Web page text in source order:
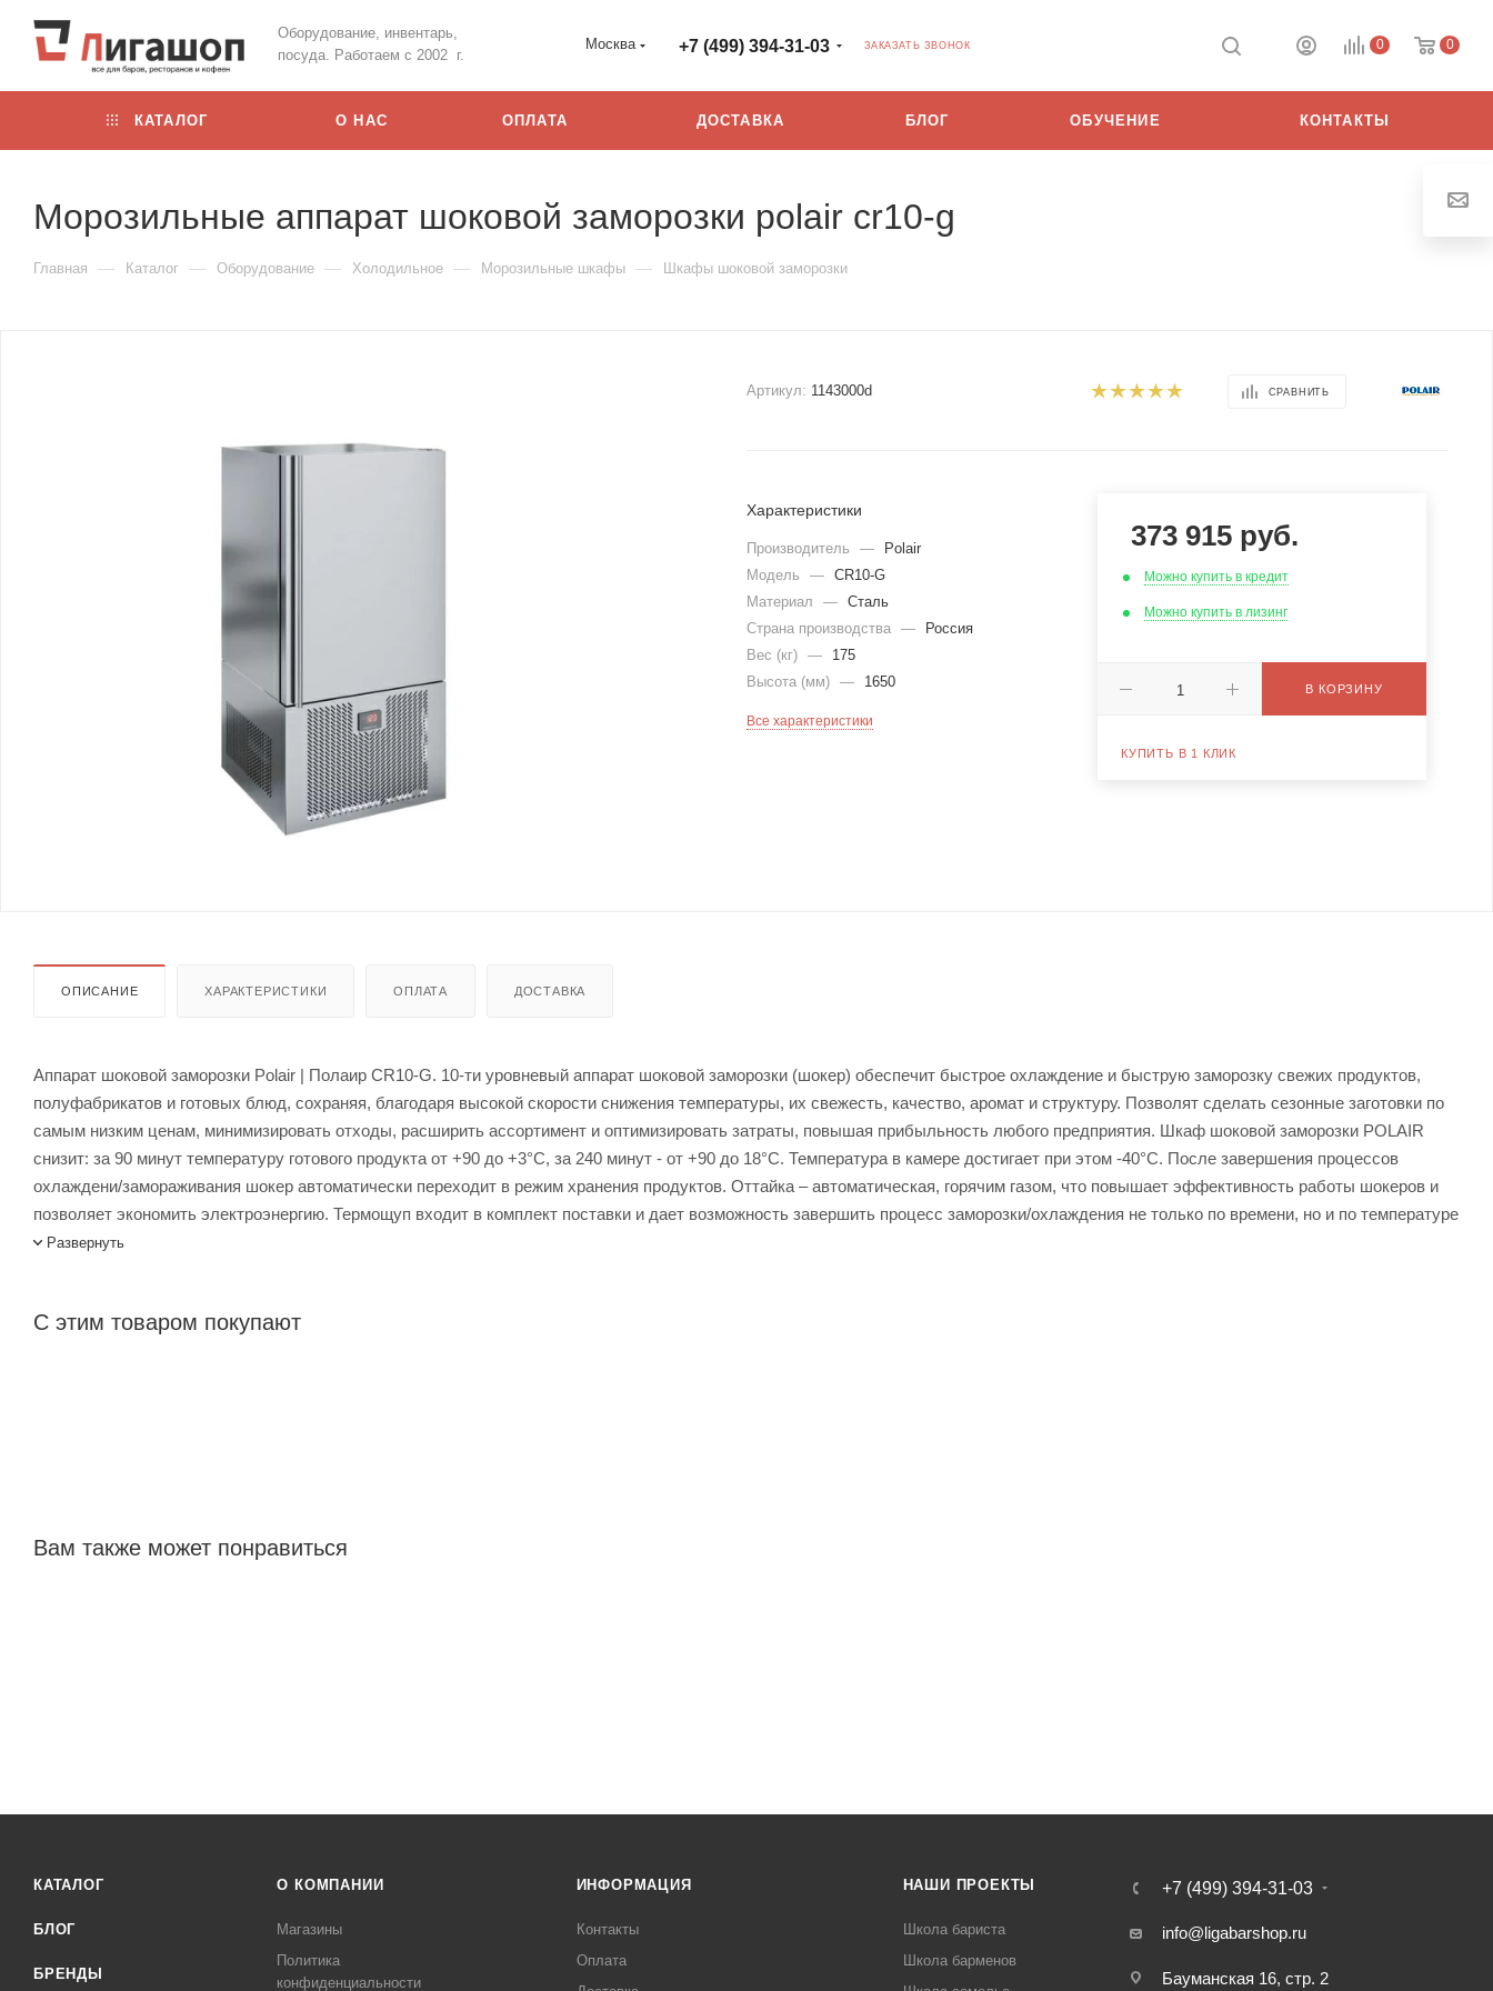
Оборудование, инвентарь,
посуда. Работаем с 2002 г.
Москва +7 (499) 394-31-03 ЗАКАЗАТЬ ЗВОНОК 0 0
КАТАЛОГ О НАС ОПЛАТА ДОСТАВКА БЛОГ ОБУЧЕНИЕ КОНТАКТЫ
Морозильные аппарат шоковой заморозки polair cr10-g
Главная — Каталог — Оборудование — Холодильное — Морозильные шкафы — Шкафы шоковой заморозки
Артикул: 1143000d СРАВНИТЬ
Характеристики
Производитель —
Polair
Модель
— CR10-G
Материал
— Сталь
Страна производства —
Россия
Вес (кг) —
175
Высота (мм) — 1650
Все характеристики
373 915 руб.
Можно купить в кредит
Можно купить в лизинг
В КОРЗИНУ
КУПИТЬ В 1 КЛИК
ОПИСАНИЕ ХАРАКТЕРИСТИКИ ОПЛАТА ДОСТАВКА
Аппарат шоковой заморозки Polair | Полаир CR10-G. 10-ти уровневый аппарат шоковой заморозки (шокер) обеспечит быстрое охлаждение и быструю заморозку свежих продуктов,
полуфабрикатов и готовых блюд, сохраняя, благодаря высокой скорости cнижения температуры, их свежесть, качество, аромат и структуру. Позволят сделать сезонные заготовки по
самым низким ценам, минимизировать отходы, расширить ассортимент и оптимизировать затраты, повышая прибыльность любого предприятия. Шкаф шоковой заморозки POLAIR
снизит: за 90 минут температуру готового продукта от +90 до +3°С, за 240 минут - от +90 до 18°С. Температура в камере достигает при этом -40°С. После завершения процессов
охлаждени/замораживания шокер автоматически переходит в режим хранения продуктов. Оттайка – автоматическая, горячим газом, что повышает эффективность работы шокеров и
позволяет экономить электроэнергию. Термощуп входит в комплект поставки и дает возможность завершить процесс заморозки/охлаждения не только по времени, но и по температуре
продукта. Универсальные направляющие для размещения GN 1/1 и EN 40x60 дают возможность использовать шокеры в ресторанах, кафе, на пищевых производствах, а также, в
окружающей среды до +40°С.
Развернуть
С этим товаром покупают
Вам также может понравиться
КАТАЛОГ
БЛОГ
БРЕНДЫ
О КОМПАНИИ
Магазины
Политика
конфиденциальности
ИНФОРМАЦИЯ
Контакты
Оплата
НАШИ ПРОЕКТЫ
Школа бариста
Школа барменов
+7 (499) 394-31-03
info@ligabarshop.ru
Бауманская 16, стр. 2